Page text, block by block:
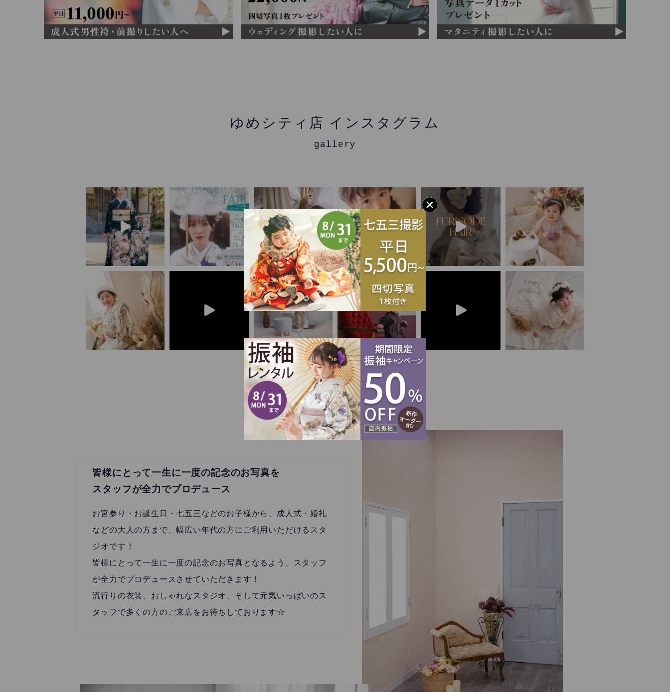
ゆめシティ店 インスタグラム
gallery
さらに読み込む Instagram でフォロー
皆様にとって一生に一度の記念のお写真を
スタッフが全力でプロデュース
お宮参り・お誕生日・七五三などのお子様から、成人式・婚礼
などの大人の方まで、幅広い年代の方にご利用いただけるスタ
ジオです！
皆様にとって一生に一度の記念のお写真となるよう、スタッフ
が全力でプロデュースさせていただきます！
流行りの衣装、おしゃれなスタジオ、そして元気いっぱいのス
タッフで多くの方のご来店をお待ちしております☆